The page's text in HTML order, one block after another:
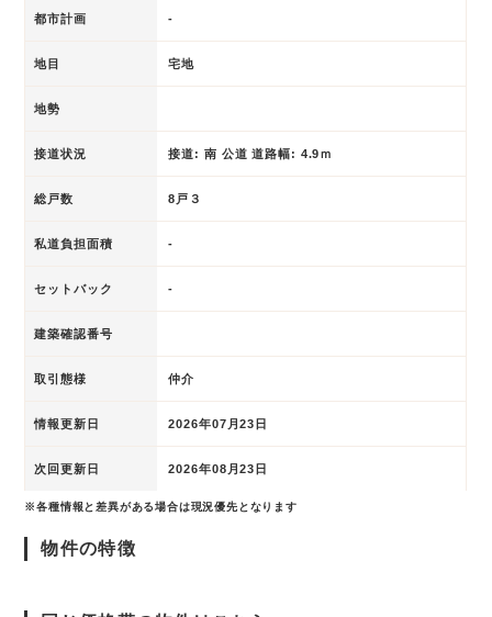
都市計画 -
地目 宅地
地勢
接道状況 接道: 南 公道 道路幅: 4.9ｍ
総戸数 8戸３
私道負担面積 -
セットバック -
建築確認番号
取引態様 仲介
情報更新日 2026年07月23日
次回更新日 2026年08月23日
※各種情報と差異がある場合は現況優先となります
物件の特徴